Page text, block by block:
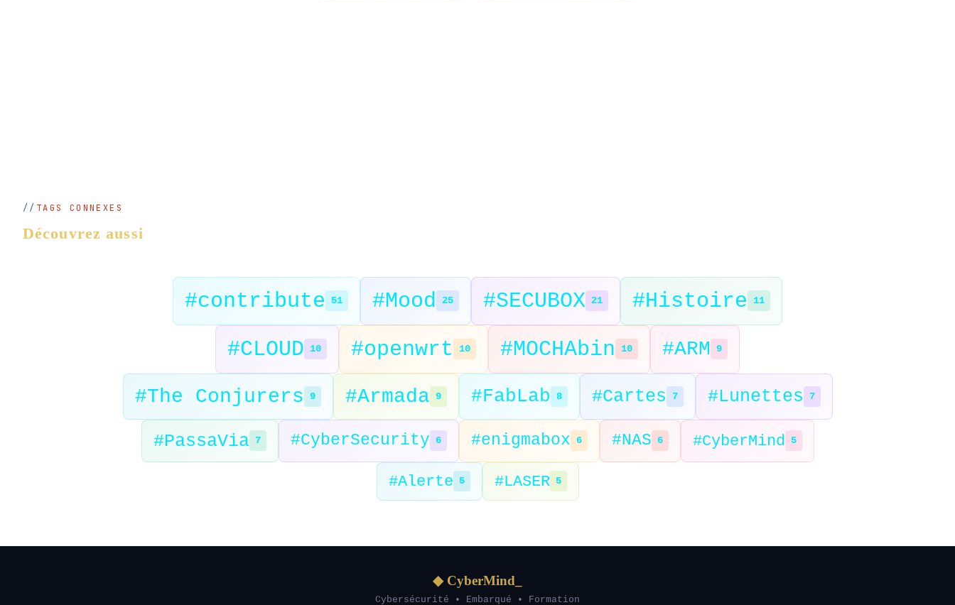
TAGS CONNEXES
Découvrez aussi
#contribute 51 #Mood 25 #SECUBOX 21 #Histoire 11
#CLOUD 10 #openwrt 10 #MOCHAbin 10 #ARM 9
#The Conjurers 9 #Armada 9 #FabLab 8 #Cartes 7 #Lunettes 7
#PassaVia 7 #CyberSecurity 6 #enigmabox 6 #NAS 6 #CyberMind 5
#Alerte 5 #LASER 5
◆ CyberMind_
Cybersécurité • Embarqué • Formation